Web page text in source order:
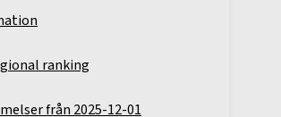
ranking
från 2025-12-01